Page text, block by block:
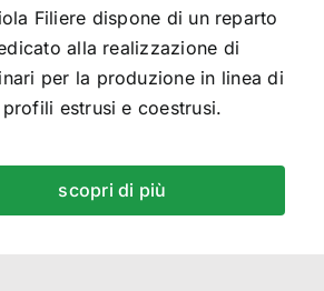
Filiere dispone di un reparto
alla realizzazione di
per la produzione in linea di
profili estrusi e coestrusi.
scopri di più